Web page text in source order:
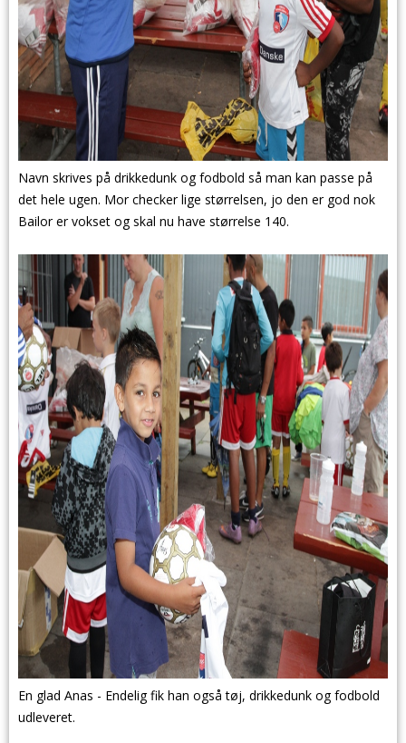
Navn skrives på drikkedunk og fodbold så man kan passe på
det hele ugen. Mor checker lige størrelsen, jo den er god nok
Bailor er vokset og skal nu have størrelse 140.
En glad Anas - Endelig fik han også tøj, drikkedunk og fodbold
udleveret.